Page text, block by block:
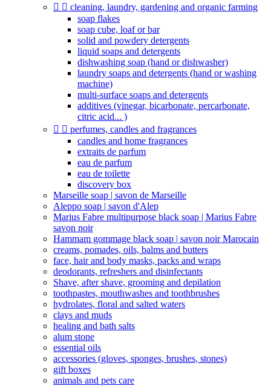
  cleaning, laundry, gardening and organic farming
soap flakes
soap cube, loaf or bar
solid and powdery detergents
liquid soaps and detergents
dishwashing soap (hand or dishwasher)
laundry soaps and detergents (hand or washing
machine)
multi-surface soaps and detergents
additives (vinegar, bicarbonate, percarbonate,
citric acid... )
  perfumes, candles and fragrances
candles and home fragrances
extraits de parfum
eau de parfum
eau de toilette
discovery box
Marseille soap | savon de Marseille
Aleppo soap | savon d'Alep
Marius Fabre multipurpose black soap | Marius Fabre
savon noir
Hammam gommage black soap | savon noir Marocain
creams, pomades, oils, balms and butters
face, hair and body masks, packs and wraps
deodorants, refreshers and disinfectants
Shave, after shave, grooming and depilation
toothpastes, mouthwashes and toothbrushes
hydrolates, floral and salted waters
clays and muds
healing and bath salts
alum stone
essential oils
accessories (gloves, sponges, brushes, stones)
gift boxes
animals and pets care